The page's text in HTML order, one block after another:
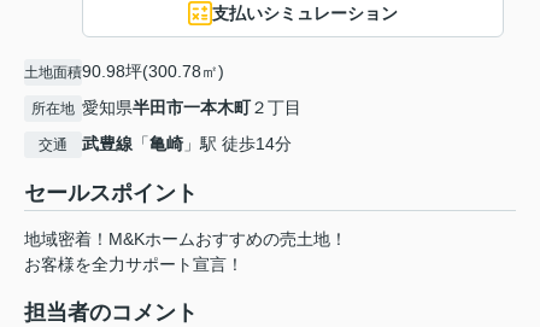
支払いシミュレーション
土地面積90.98坪(300.78㎡)
所在地 愛知県半田市一本木町２丁目
交通 武豊線 「亀崎 」駅 徒歩14分
セールスポイント
地域密着！M&Kホームおすすめの売土地！
お客様を全力サポート宣言！
担当者のコメント